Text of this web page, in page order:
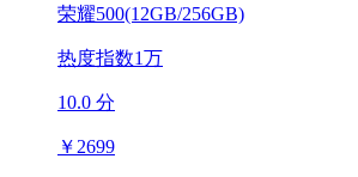
荣耀500(12GB/256GB)
热度指数1万
10.0 分
￥ 2699